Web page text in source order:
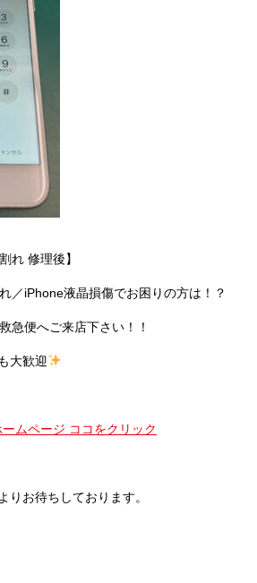
れ 修理後】
／iPhone液晶損傷でお困りの方は！？
急便へご来店下さい！！
大歓迎
ムページ ココをクリック
りお待ちしております。